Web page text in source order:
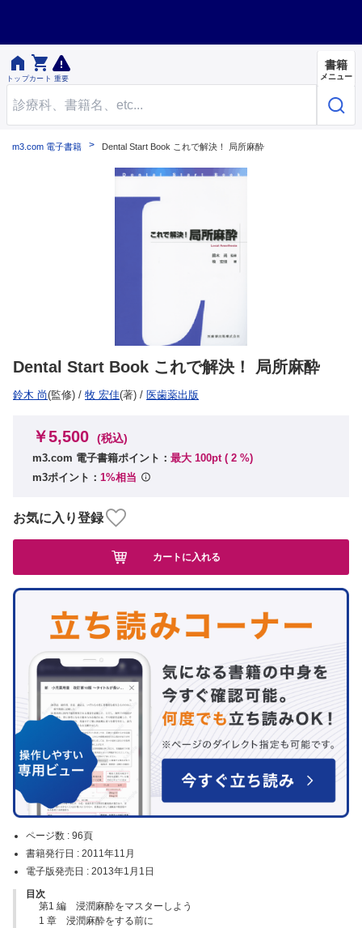

トップ

カート 重要
書籍
メニュー
m3.com 電子書籍 Dental Start Book これで解決！ 局所麻酔
Dental Start Book これで解決！ 局所麻酔
鈴木 尚(監修) / 牧 宏佳(著) / 医歯薬出版
ページ数 : 96頁
書籍発行日 : 2011年11月
電子版発売日 : 2013年1月1日
目次
第1 編 浸潤麻酔をマスターしよう
1 章 浸潤麻酔をする前に
￥5,500 (税込)
m3.com 電子書籍ポイント： 最大 100pt ( 2 %)
m3ポイント： 1%相当
お気に入り登録
カートに入れる